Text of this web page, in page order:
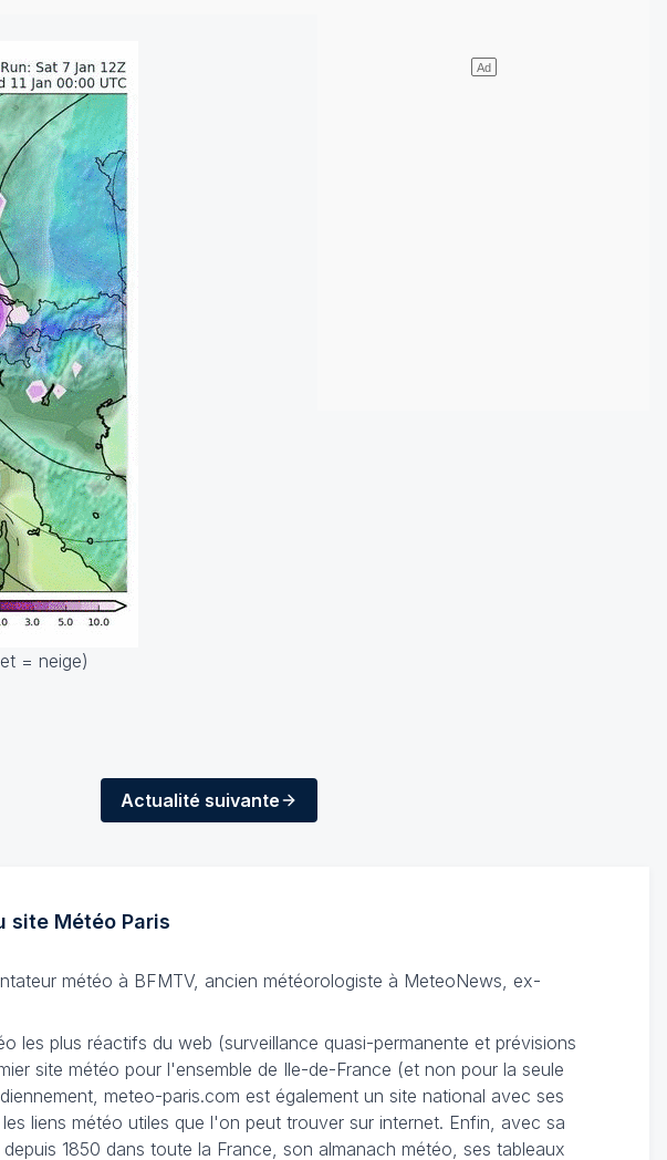
= neige)
Actualité suivante
site MétéoParis
météo à BFMTV, ancien météorologiste à MeteoNews, ex-
les plus réactifs du web (surveillance quasi-permanente et prévisions
site météo pour l'ensemble de Ile-de-France (et non pour la seule
meteo-paris.com est également un site national avec ses
liens météo utiles que l'on peut trouver sur internet. Enfin, avec sa
1850 dans toute la France, son almanach météo, ses tableaux